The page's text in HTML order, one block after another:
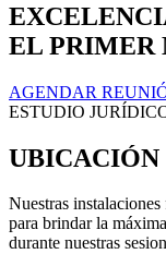
EL PRIMER
AGENDAR
ESTUDIO
UBICACIÓN
Nuestras
para brindar la
durante nuestras